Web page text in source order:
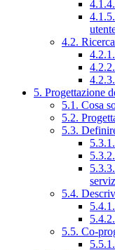
4.2.
5. Progettazione
5.1. Cosa
5.2.
5.3.
5.4.
5.5. Co-